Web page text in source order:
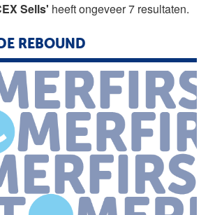
Sells' heeft ongeveer 7 resultaten.
REBOUND